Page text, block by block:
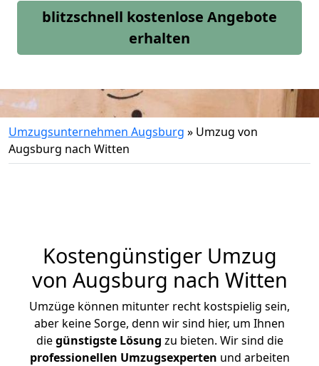
blitzschnell kostenlose Angebote
erhalten
Umzugsunternehmen Augsburg » Umzug von
Augsburg nach Witten
Kostengünstiger Umzug
von Augsburg nach Witten
Umzüge können mitunter recht kostspielig sein,
aber keine Sorge, denn wir sind hier, um Ihnen
diegünstigste Lösung zu bieten. Wir sind die
professionellen Umzugsexperten und arbeiten